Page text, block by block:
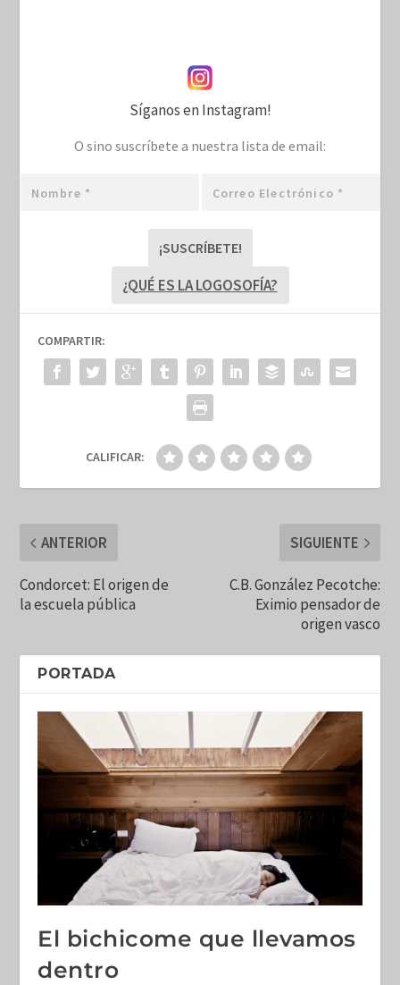
Síganos en Instagram!
O sino suscríbete a nuestra lista de email:
electrónico
¿QUÉ ES LA LOGOSOFÍA?
COMPARTIR:
CALIFICAR:
ANTERIOR
Condorcet: El origen de
la escuela pública
SIGUIENTE
C.B. González Pecotche:
Eximio pensador de
origen vasco
PORTADA
El bichicome que llevamos
dentro